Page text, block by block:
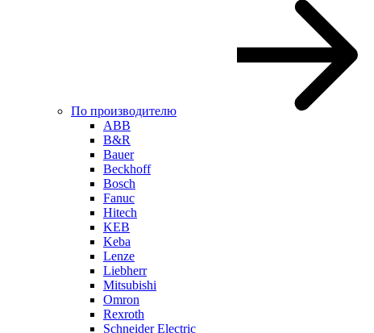
По производителю
ABB
B&R
Bauer
Beckhoff
Bosch
Fanuc
Hitech
KEB
Keba
Lenze
Liebherr
Mitsubishi
Omron
Rexroth
Schneider Electric